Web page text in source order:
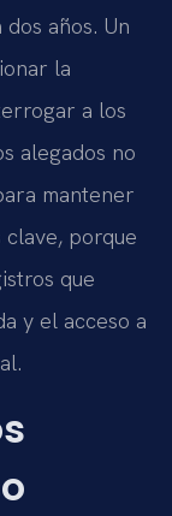
años. Un
la
a los
alegados no
mantener
porque
que
y el acceso a